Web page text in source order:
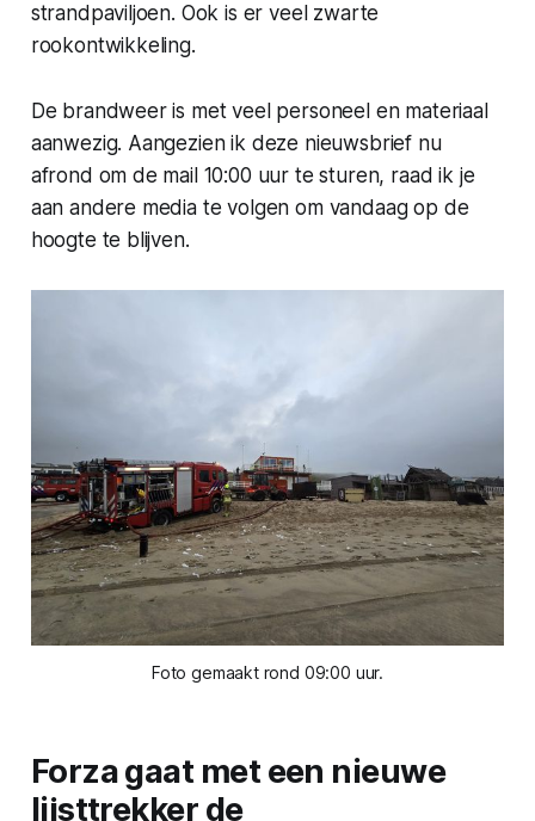
strandpaviljoen. Ook is er veel zwarte
rookontwikkeling.
De brandweer is met veel personeel en materiaal
aanwezig. Aangezien ik deze nieuwsbrief nu
afrond om de mail 10:00 uur te sturen, raad ik je
aan andere media te volgen om vandaag op de
hoogte te blijven.
Foto gemaakt rond 09:00 uur.
Forza gaat met een nieuwe
lijsttrekker de